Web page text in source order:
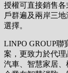
授權可直接銷售
戶群遍及兩岸三
選擇。
LINPO GROUP聯
案，更致力於代
汽車、智慧家居、